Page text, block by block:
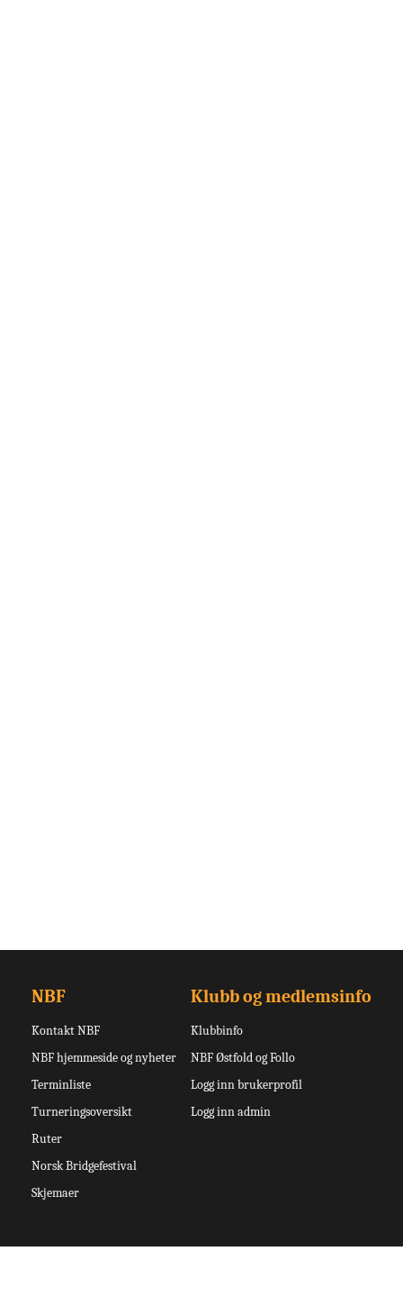
NBF
Kontakt NBF
NBF hjemmeside og nyheter
Terminliste
Turneringsoversikt
Ruter
Norsk Bridgefestival
Skjemaer
Klubb og medlemsinfo
Klubbinfo
NBF Østfold og Follo
Logg inn brukerprofil
Logg inn admin